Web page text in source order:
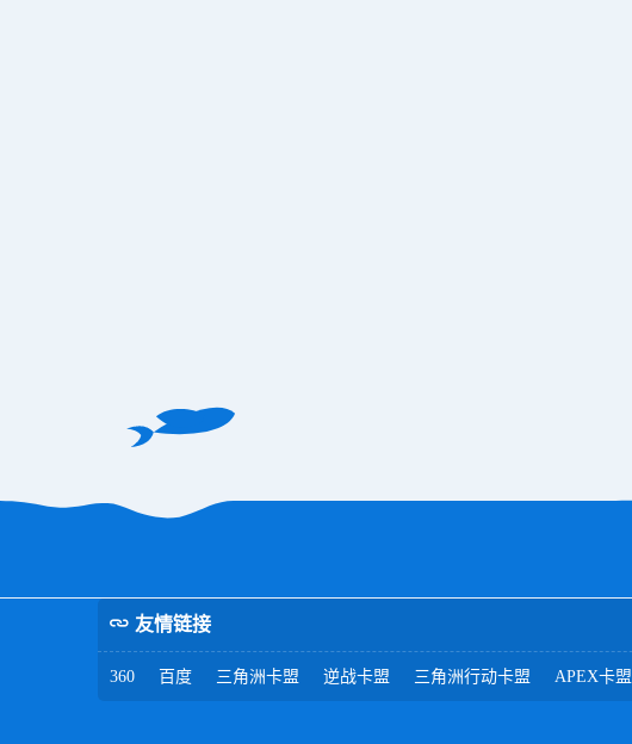
友情链接
360 百度 三角洲卡盟 逆战卡盟 三角洲行动卡盟 APEX卡盟